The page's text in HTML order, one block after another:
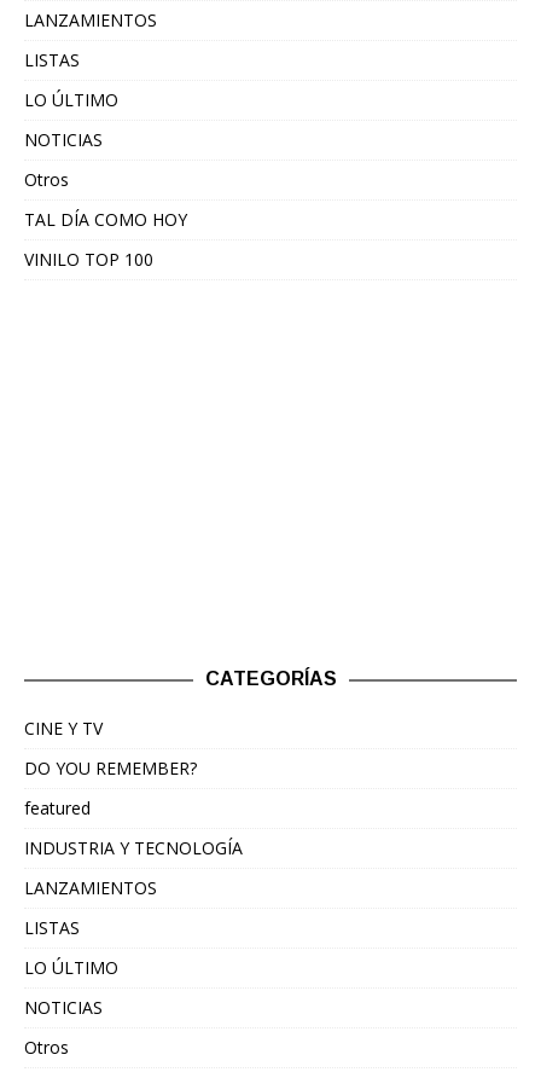
LANZAMIENTOS
LISTAS
LO ÚLTIMO
NOTICIAS
Otros
TAL DÍA COMO HOY
VINILO TOP 100
CATEGORÍAS
CINE Y TV
DO YOU REMEMBER?
featured
INDUSTRIA Y TECNOLOGÍA
LANZAMIENTOS
LISTAS
LO ÚLTIMO
NOTICIAS
Otros